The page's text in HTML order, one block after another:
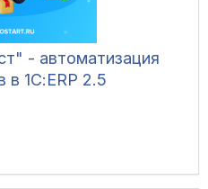
- автоматизация
в 1С:ERP 2.5